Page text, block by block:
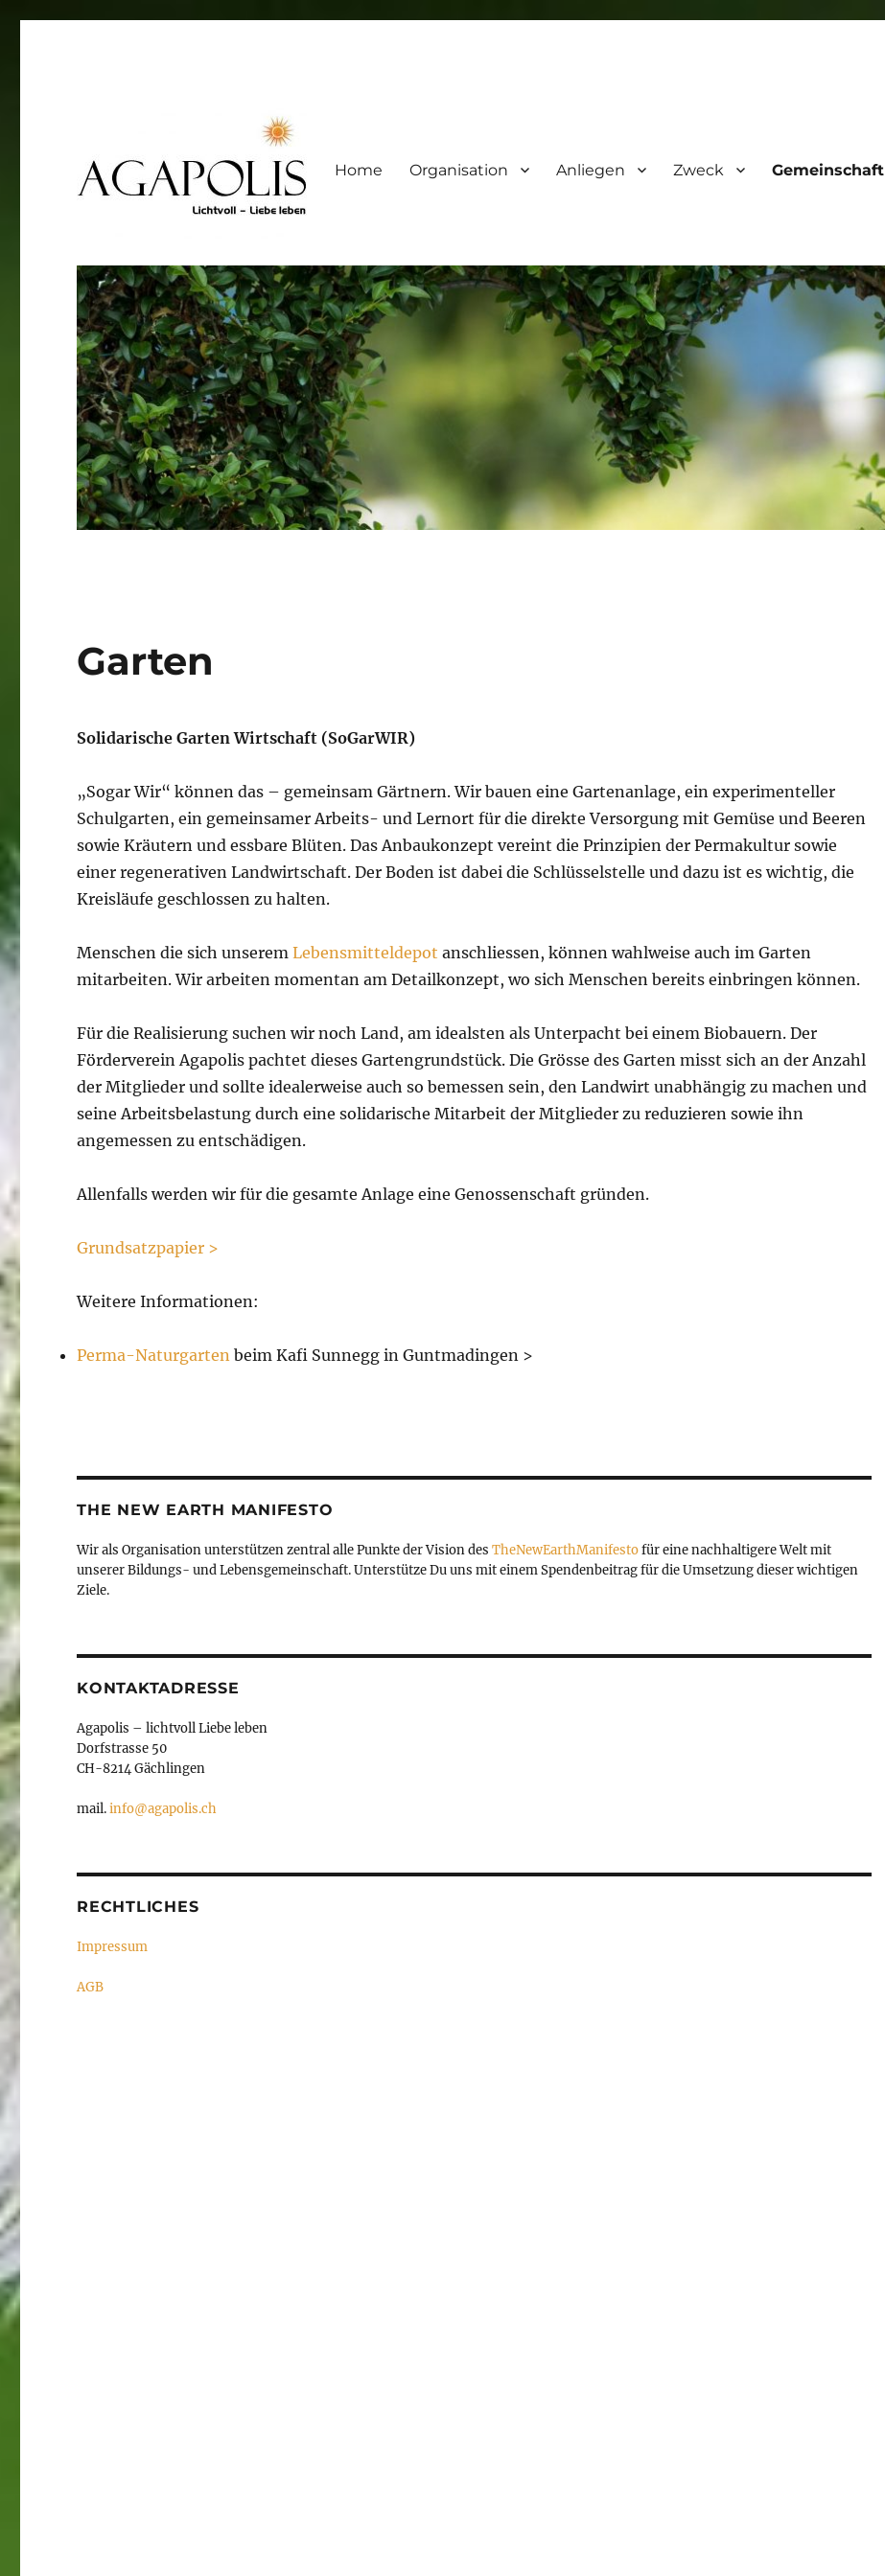
Home Organisation Anliegen Zweck Gemeinschaft
Garten
Solidarische Garten Wirtschaft (SoGarWIR)
„Sogar Wir“ können das – gemeinsam Gärtnern. Wir bauen eine Gartenanlage, ein experimenteller
Schulgarten, ein gemeinsamer Arbeits- und Lernort für die direkte Versorgung mit Gemüse und Beeren
sowie Kräutern und essbare Blüten. Das Anbaukonzept vereint die Prinzipien der Permakultur sowie
einer regenerativen Landwirtschaft. Der Boden ist dabei die Schlüsselstelle und dazu ist es wichtig, die
Kreisläufe geschlossen zu halten.
Menschen die sich unseremLebensmitteldepotanschliessen, können wahlweise auch im Garten
mitarbeiten. Wir arbeiten momentan am Detailkonzept, wo sich Menschen bereits einbringen können.
Für die Realisierung suchen wir noch Land, am idealsten als Unterpacht bei einem Biobauern. Der
Förderverein Agapolis pachtet dieses Gartengrundstück. Die Grösse des Garten misst sich an der Anzahl
der Mitglieder und sollte idealerweise auch so bemessen sein, den Landwirt unabhängig zu machen und
seine Arbeitsbelastung durch eine solidarische Mitarbeit der Mitglieder zu reduzieren sowie ihn
angemessen zu entschädigen.
Allenfalls werden wir für die gesamte Anlage eine Genossenschaft gründen.
Grundsatzpapier >
Weitere Informationen:
Perma-Naturgarten beim Kafi Sunnegg in Guntmadingen >
THE NEW EARTH MANIFESTO
Wir als Organisation unterstützen zentral alle Punkte der Vision desTheNewEarthManifestofür eine nachhaltigere Welt mit
unserer Bildungs- und Lebensgemeinschaft. Unterstütze Du uns mit einem Spendenbeitrag für die Umsetzung dieser wichtigen
Ziele.
KONTAKTADRESSE
Agapolis – lichtvoll Liebe leben
Dorfstrasse 50
CH-8214 Gächlingen
mail.info@agapolis.ch
RECHTLICHES
Impressum
AGB